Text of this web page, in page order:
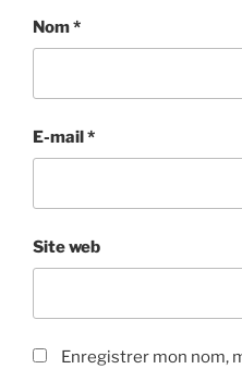
Nom*
E-mail*
Site web
Enregistrer mon nom,